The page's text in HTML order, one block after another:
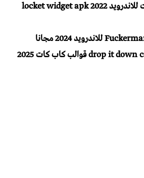
تحميل برنامج لوكيت للاندرويد locket widget apk 2022